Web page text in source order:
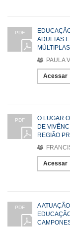
PDF
ADULTAS
PAULA
Acessar
PDF
O LUGAR
DE
REGIÃO
Acessar
PDF
A